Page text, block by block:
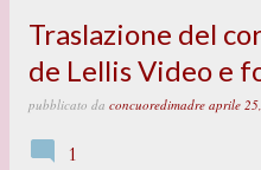
Traslazione del
de Lellis Video e
pubblicato da concuoredimadre aprile
1